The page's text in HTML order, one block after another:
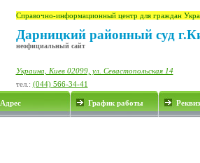
Справочно-информационный центр для граждан
Дарницкий районный суд
неофициальный сайт
Украина, Киев 02099, ул. Севастопольская 14
тел.: (044) 566-34-41
Адрес График работы